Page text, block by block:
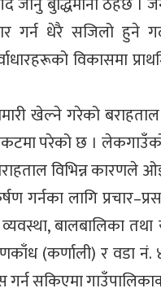
गर्न धेरै सजिलो हुने
विकासमा
खेल्ने गरेको
परेको छ ।
विभिन्न कारणले
लागि
बालबालिका तथा
(कर्णाली) र वडा
सकिएमा